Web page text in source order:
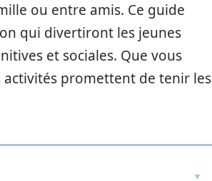
ou entre amis. Ce guide
qui divertiront les jeunes
et sociales. Que vous
activités promettent de tenir les